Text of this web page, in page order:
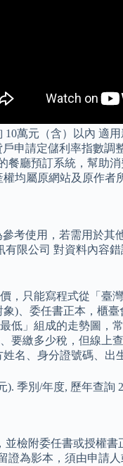
10萬元（含）以內 適
申請定儲利率指數
廳預訂系統，幫助
均屬原網站及原作
考使用，若需用於
限公司 對資料內容
，只能寫程式從「臺
)、委任書正本，櫃
低」組成的走勢圖，
繳多少稅，但線上
名、身分證號碼、
別/年度, 歷年查詢
檢附委任書或授權
為影本，須由申請